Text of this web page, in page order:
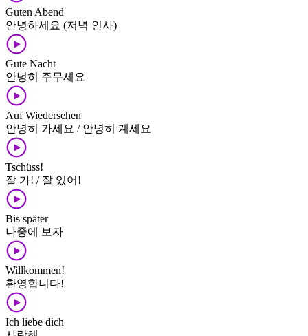
Guten Abend
안녕하세요 (저녁 인사)
Gute Nacht
안녕히 주무세요
Auf Wiedersehen
안녕히 가세요 / 안녕히 계세요
Tschüss!
잘 가! / 잘 있어!
Bis später
나중에 보자
Willkommen!
환영합니다!
Ich liebe dich